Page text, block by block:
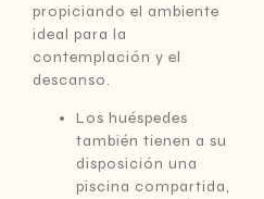
propiciando el ambiente
ideal para la
contemplación y el
descanso.
Los huéspedes
también tienen a su
disposición una
piscina compartida,